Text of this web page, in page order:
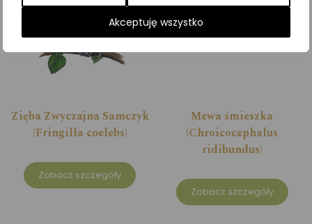
Akceptuję wszystko
Zięba Zwyczajna Samczyk
(Fringilla coelebs)
Zobacz szczegóły
Mewa śmieszka
(Chroicocephalus
ridibundus)
Zobacz szczegóły